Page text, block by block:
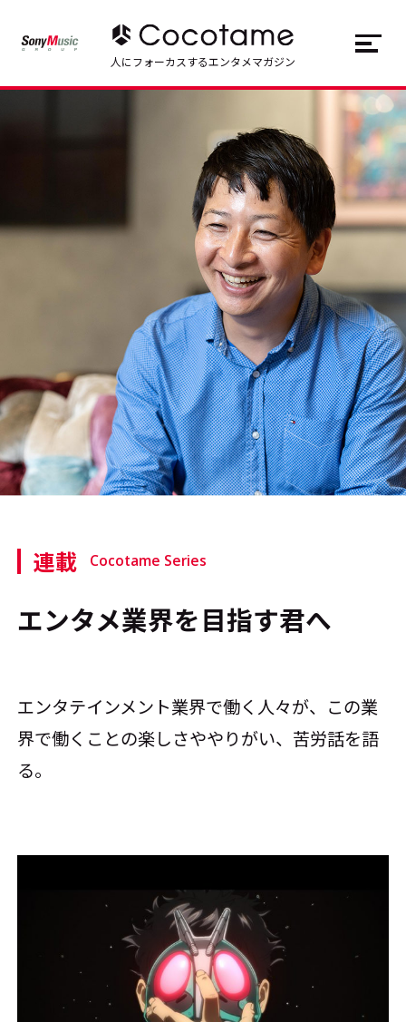
連載一覧 Series
About
#エンタメ業界のちょっといい話
#リクルート
運営会社 プライバシーポリシー
お問い合わせ
JP EN
人にフォーカスするエンタメマガジン
連載 Cocotame Series
エンタメ業界を目指す君へ
エンタテインメント業界で働く人々が、この業
界で働くことの楽しさややりがい、苦労話を語
る。